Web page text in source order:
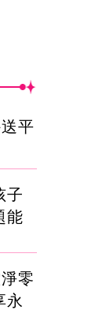
平
子
能
零
永